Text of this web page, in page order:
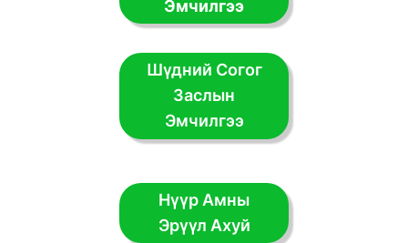
Эмчилгээ
Шүдний Согог
Заслын
Эмчилгээ
Нүүр Амны
Эрүүл Ахуй